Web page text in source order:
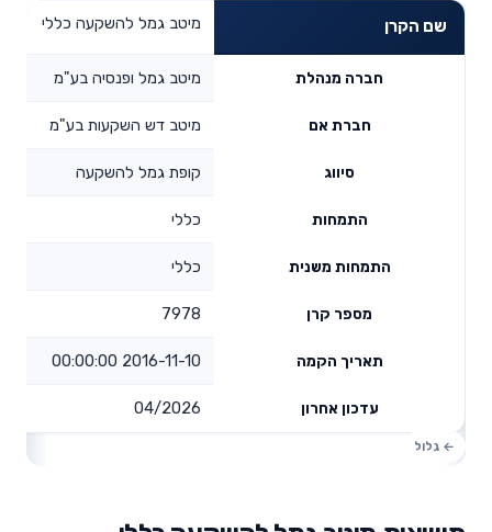
שם הקרן מיטב גמל להשקעה כללי
חברה מנהלת מיטב גמל ופנסיה בע"מ
חברת אם מיטב דש השקעות בע"מ
סיווג קופת גמל להשקעה
התמחות כללי
התמחות משנית כללי
מספר קרן 7978
תאריך הקמה 2016-11-10 00:00:00
עדכון אחרון 04/2026